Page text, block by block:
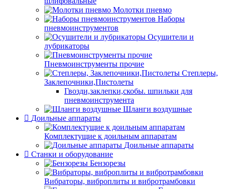
Молотки пневмо
Наборы
пневмоинструментов
Осушители и
лубрикаторы
Пневмоинструменты прочие
Степлеры,
Заклепочники,Пистолеты
Гвозди,заклепки,скобы. шпильки для
пневмоинструмента
Шланги воздушные
Доильные аппараты
Комплектущие к доильным аппаратам
Доильные аппараты
Станки и оборудование
Бензорезы
Вибраторы, виброплиты и вибротрамбовки